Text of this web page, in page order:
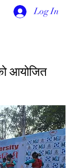
Log In
आयोजित